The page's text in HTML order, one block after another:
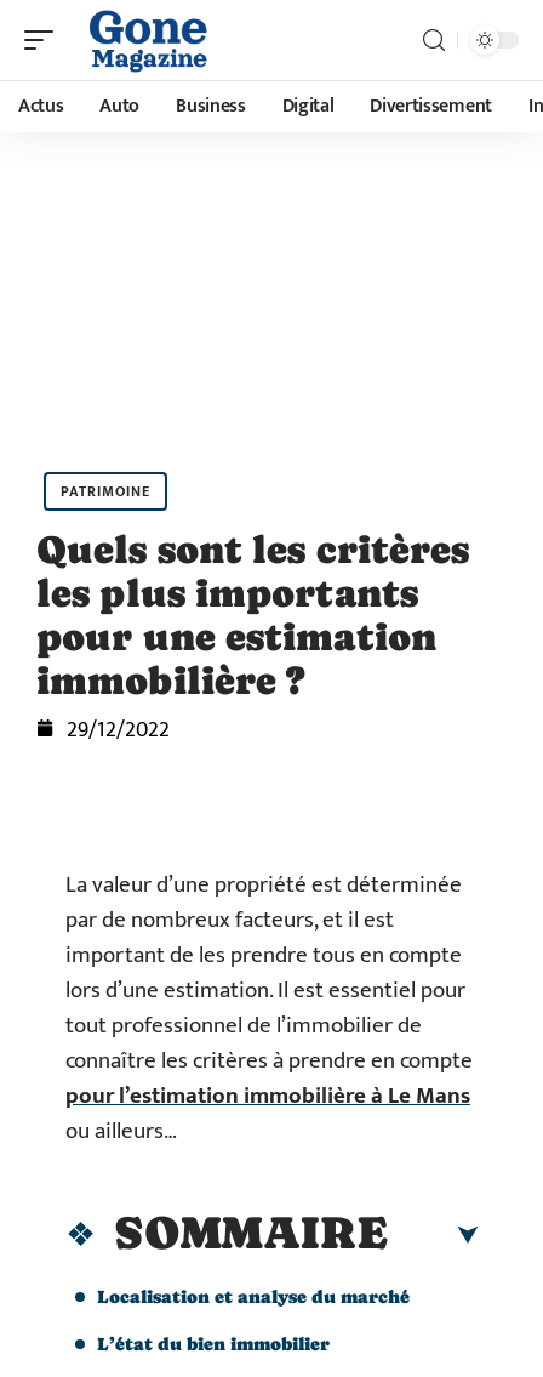
Actus Auto Business Digital Divertissement
PATRIMOINE
Quels sont les critères
les plus importants
pour une estimation
immobilière ?
29/12/2022
La valeur d’une propriété est déterminée
par de nombreux facteurs, et il est
important de les prendre tous en compte
lors d’une estimation. Il est essentiel pour
tout professionnel de l’immobilier de
connaître les critères à prendre en compte
pour l’estimation immobilière à Le Mans
ou ailleurs…
SOMMAIRE
Localisation et analyse du marché
L’état du bien immobilier